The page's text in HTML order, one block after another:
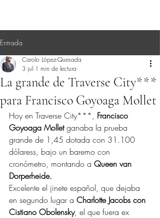
Entrada
La grande de Traverse City***
para Francisco Goyoaga Mollet
Carolo López-Quesada
3 jul 1 min de lectura
Hoy en Traverse City***, Francisco
Goyoaga Mollet ganaba la prueba
grande de 1,45 dotada con 31.100
dólaress, bajo un baremo con
cronómetro, montando a Queen van
Dorperheide.
Excelente el jinete español, que dejaba
en segundo lugar a Charlotte Jacobs con
Cistiano Obolensky, el que fuera ex